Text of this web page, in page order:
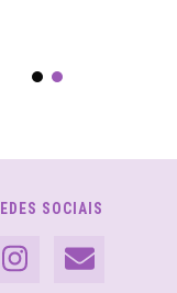
SOCIAIS